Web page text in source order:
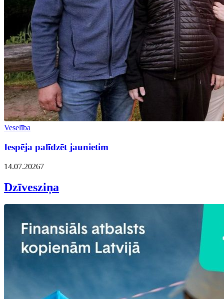
Veselība
Iespēja palīdzēt jaunietim
14.07.20267
Dzīvesziņa